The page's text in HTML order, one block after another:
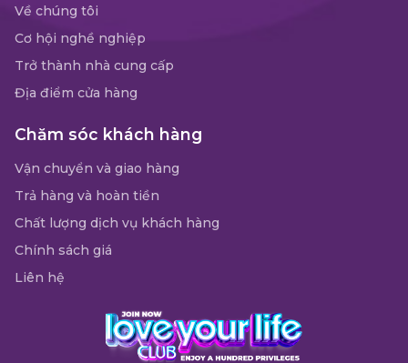
Về chúng tôi
Cơ hội nghề nghiệp
Trở thành nhà cung cấp
Địa điểm cửa hàng
Chăm sóc khách hàng
Vận chuyển và giao hàng
Trả hàng và hoàn tiền
Chất lượng dịch vụ khách hàng
Chính sách giá
Liên hệ